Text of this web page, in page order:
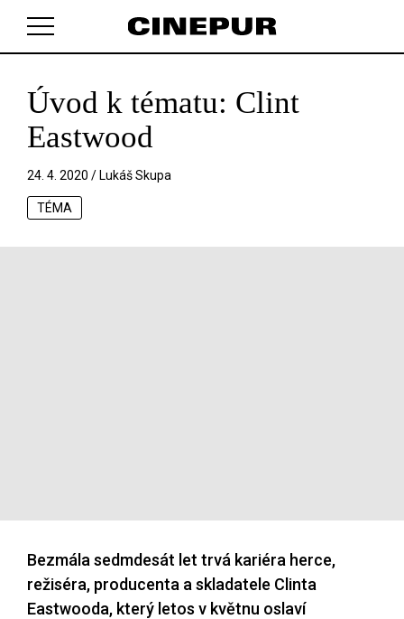
V košíku zatím nemáte žádné položky.
Úvod k tématu: Clint
Eastwood
24. 4. 2020 / Lukáš Skupa
TÉMA
Bezmála sedmdesát let trvá kariéra herce,
režiséra, producenta a skladatele Clinta
Eastwooda, který letos v květnu oslaví